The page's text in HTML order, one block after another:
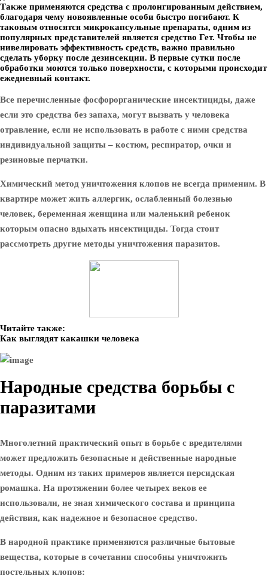
Также применяются средства с пролонгированным действием,
благодаря чему новоявленные особи быстро погибают. К
таковым относятся микрокапсульные препараты, одним из
популярных представителей является средство Гет. Чтобы не
нивелировать эффективность средств, важно правильно
сделать уборку после дезинсекции. В первые сутки после
обработки моются только поверхности, с которыми происходит
ежедневный контакт.
Все перечисленные фосфорорганические инсектициды, даже
если это средства без запаха, могут вызвать у человека
отравление, если не использовать в работе с ними средства
индивидуальной защиты – костюм, респиратор, очки и
резиновые перчатки.
Химический метод уничтожения клопов не всегда применим. В
квартире может жить аллергик, ослабленный болезнью
человек, беременная женщина или маленький ребенок
которым опасно вдыхать инсектициды. Тогда стоит
рассмотреть другие методы уничтожения паразитов.
Читайте также:
Как выглядят какашки человека
Народные средства борьбы с
паразитами
Многолетний практический опыт в борьбе с вредителями
может предложить безопасные и действенные народные
методы. Одним из таких примеров является персидская
ромашка. На протяжении более четырех веков ее
использовали, не зная химического состава и принципа
действия, как надежное и безопасное средство.
В народной практике применяются различные бытовые
вещества, которые в сочетании способны уничтожить
постельных клопов: